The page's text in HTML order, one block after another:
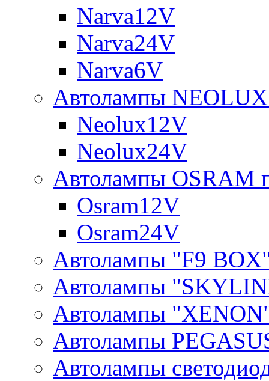
Narva12V
Narva24V
Narva6V
Автолампы
Neolux12V
Neolux24V
Автолампы OSRAM
Osram12V
Osram24V
Автолампы "F9
Автолампы
Автолампы
Автолампы
Автолампы